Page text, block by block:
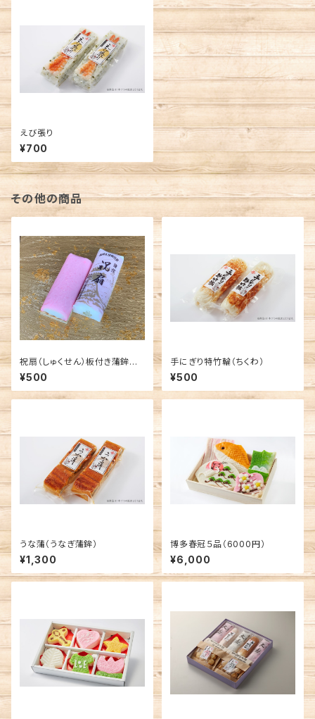
えび張り
¥700
その他の商品
祝扇（しゅくせん）板付き蒲鉾
（紅）
¥500
手にぎり特竹輪（ちくわ）
¥500
うな蒲（うなぎ蒲鉾）
¥1,300
博多春冠５品（6000円）
¥6,000